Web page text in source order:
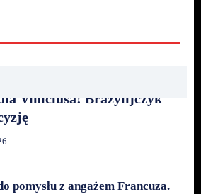
Viniciusa! Brazylijczyk
pomysłu z angażem Francuza.